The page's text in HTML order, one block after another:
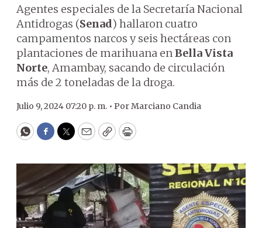
Agentes especiales de la Secretaría Nacional
Antidrogas (Senad) hallaron cuatro
campamentos narcos y seis hectáreas con
plantaciones de marihuana enBella Vista
Norte, Amambay, sacando de circulación
más de 2 toneladas de la droga.
Julio 9, 2024 07:20 p. m. • PorMarciano Candia
WhatsApp
Facebook
Twitter
EmailCopyPrint